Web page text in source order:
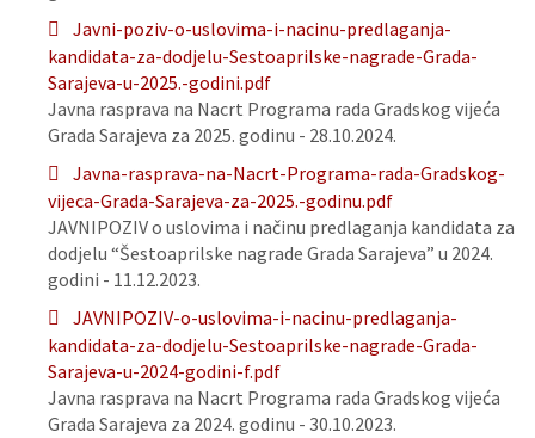
Javni-poziv-o-uslovima-i-nacinu-predlaganja-
kandidata-za-dodjelu-Sestoaprilske-nagrade-Grada-
Sarajeva-u-2025.-godini.pdf
Javna rasprava na Nacrt Programa rada Gradskog vijeća
Grada Sarajeva za 2025. godinu - 28.10.2024.
Javna-rasprava-na-Nacrt-Programa-rada-Gradskog-
vijeca-Grada-Sarajeva-za-2025.-godinu.pdf
JAVNIPOZIV o uslovima i načinu predlaganja kandidata za
dodjelu “Šestoaprilske nagrade Grada Sarajeva” u 2024.
godini - 11.12.2023.
JAVNIPOZIV-o-uslovima-i-nacinu-predlaganja-
kandidata-za-dodjelu-Sestoaprilske-nagrade-Grada-
Sarajeva-u-2024-godini-f.pdf
Javna rasprava na Nacrt Programa rada Gradskog vijeća
Grada Sarajeva za 2024. godinu - 30.10.2023.